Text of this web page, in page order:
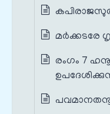
മര്‍ക്കടരേ
രംഗം 7